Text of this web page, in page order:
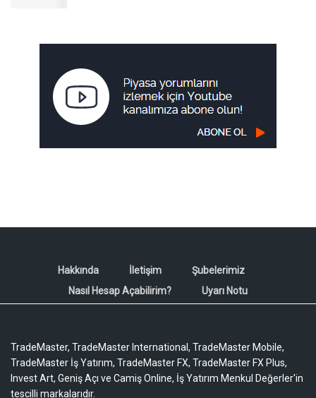
Hakkında İletişim
Şubelerimiz
Nasıl Hesap Açabilirim?
Uyarı Notu
TradeMaster, TradeMaster International, TradeMaster Mobile,
TradeMaster İş Yatırım, TradeMaster FX, TradeMaster FX Plus,
Invest Art, Geniş Açı ve Camiş Online, İş Yatırım Menkul Değerler'in
tescilli markalarıdır.